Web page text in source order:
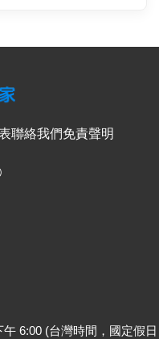
聯絡我們免責聲明
6:00 (台灣時間，國定假日